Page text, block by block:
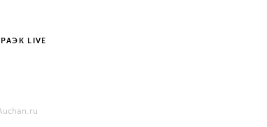
РАЭК LIVE